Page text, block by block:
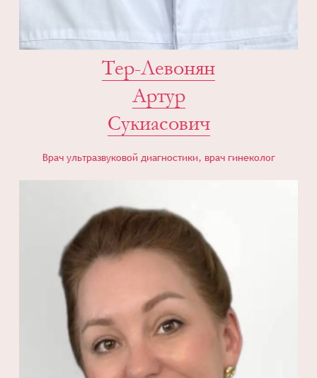
Тер-Левонян
Артур
Сукиасович
Врач ультразвуковой диагностики, врач гинеколог